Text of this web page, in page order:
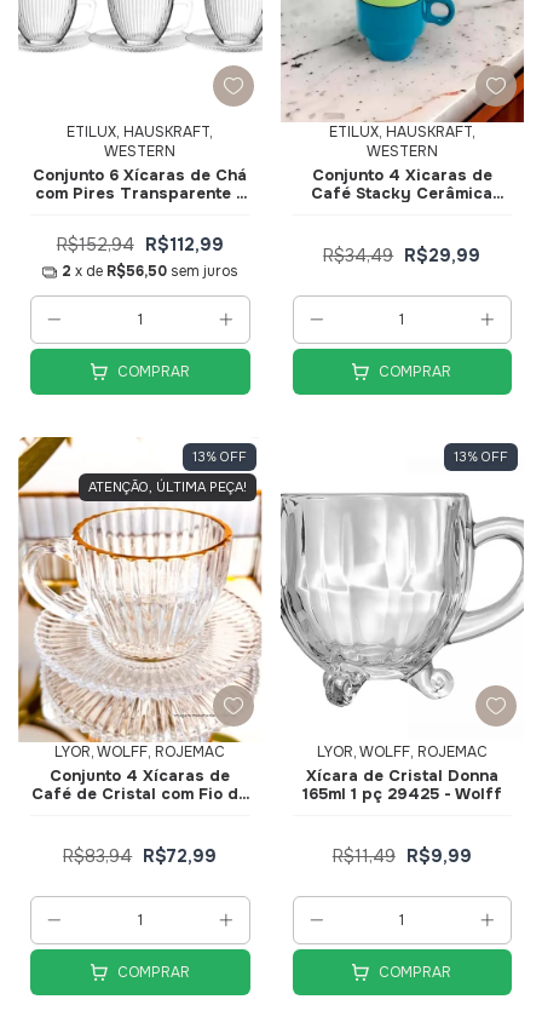
ETILUX, HAUSKRAFT,
WESTERN
Conjunto 6 Xícaras de Ch
com Pires Transparente e
Hauskraft
R$152,94 R$112,99
2 x de R$56,50 sem juros
COMPRAR
ETILUX, HAUSKRAFT,
WESTERN
Conjunto 4 Xicaras de
Café Stacky Cerâmica
R$34,49 R$29,99
COMPRAR
13% OFF
ATENÇÃO, ÚLTIMA PEÇA!
LYOR, WOLFF, ROJEMAC
Conjunto 4 Xícaras de
Café de Cristal com Fio de
R$83,94 R$72,99
COMPRAR
13% OFF
LYOR, WOLFF, ROJEMAC
Xícara de Cristal Donna
165ml 1 pç 29425 - Wolff
R$11,49 R$9,99
COMPRAR